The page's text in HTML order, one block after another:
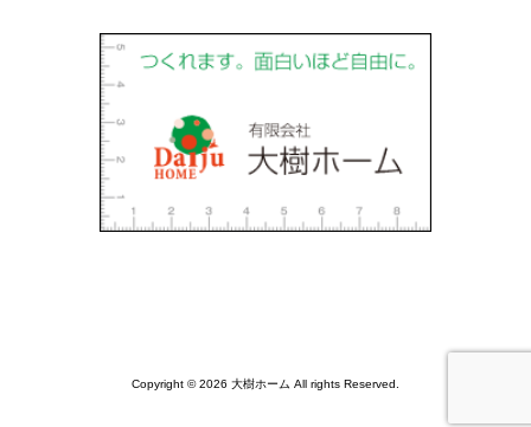
Copyright © 2026 大樹ホーム All rights Reserved.